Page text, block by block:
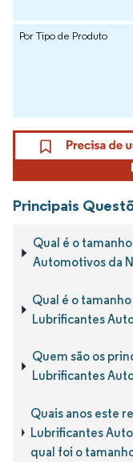
Por Tipo de Produto
Principais
Qual é o
Automotivos da
Qual é o
Lubrificantes
Quem são os
Lubrificantes
Quais anos este
Lubrificantes
qual foi o